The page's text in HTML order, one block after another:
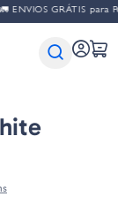
ENVIOS GRÁTIS para